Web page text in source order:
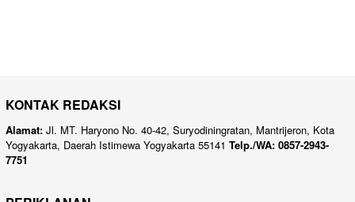
KONTAK REDAKSI
Alamat: Jl. MT. Haryono No. 40-42, Suryodiningratan, Mantrijeron, Kota
Yogyakarta, Daerah Istimewa Yogyakarta 55141 Telp./WA: 0857-2943-
7751